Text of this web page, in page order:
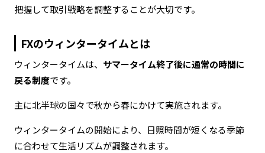
把握して取引戦略を調整することが大切です。
FXのウィンタータイムとは
ウィンタータイムは、 サマータイム終了後に通常の時間に
戻る制度です。
主に北半球の国々で秋から春にかけて実施されます。
ウィンタータイムの開始により、日照時間が短くなる季節
に合わせて生活リズムが調整されます。